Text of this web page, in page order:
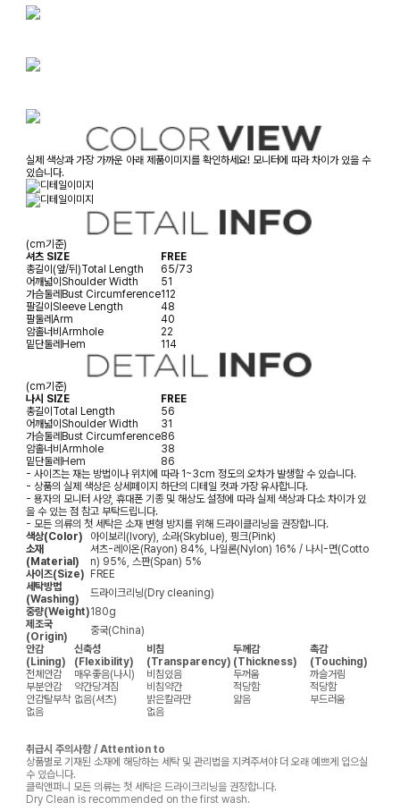
실제 색상과 가장 가까운 아래 제품이미지를 확인하세요! 모니터에 따라 차이가 있을 수
있습니다.
(cm기준)
셔츠 SIZE
FREE
총길이(앞/뒤)Total Length
65/73
어깨넓이Shoulder Width
51
가슴둘레Bust Circumference112
팔길이Sleeve Length
48
팔둘레Arm
40
암홀너비Armhole
22
밑단둘레Hem 114
(cm기준)
나시 SIZE
FREE
총길이 Total Length
56
어깨넓이 Shoulder Width
31
가슴둘레 Bust Circumference86
암홀너비 Armhole
38
밑단둘레 Hem
86
- 사이즈는 재는 방법이나 위치에 따라 1~3cm 정도의 오차가 발생할 수 있습니다.
- 상품의 실제 색상은 상세페이지 하단의 디테일 컷과 가장 유사합니다.
- 용자의 모니터 사양, 휴대폰 기종 및 해상도 설정에 따라 실제 색상과 다소 차이가 있
을 수 있는 점 참고 부탁드립니다.
- 모든 의류의 첫 세탁은 소재 변형 방지를 위해 드라이클리닝을 권장합니다.
색상(Color)
아이보리(Ivory), 소라(Skyblue), 핑크(Pink)
소재
(Material)
셔츠-레이온(Rayon) 84%, 나일론(Nylon) 16% / 나시-면(Cotto
n) 95%, 스판(Span) 5%
사이즈(Size)
FREE
세탁방법
(Washing)
드라이크리닝(Dry cleaning)
중량(Weight)180g
제조국
(Origin)
중국(China)
안감
(Lining)
신축성
(Flexibility)
비침
(Transparency)
두께감
(Thickness)
촉감
(Touching)
전체안감
매우좋음(나시) 비침있음 두꺼움
까슬거림
부분안감
약간당겨짐 비침약간 적당함
적당함
안감탈부착 없음(셔츠) 밝은칼라만 얇음
부드러움
없음
없음
취급시 주의사항 / Attention to
상품별로 기재된 소재에 해당하는 세탁 및 관리법을 지켜주셔야 더 오래 예쁘게 입으실
수 있습니다.
클릭앤퍼니 모든 의류는 첫 세탁은 드라이크리닝을 권장합니다.
Dry Clean is recommended on the first wash.